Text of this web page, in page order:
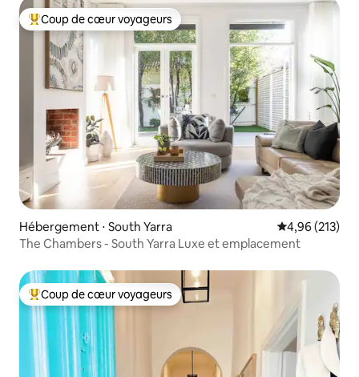
Coups de cœur voyageurs les plus appréciés
Coup de cœur voyageurs
Hébergement ⋅ South Yarra Évaluation
4,96 (213)
The Chambers - South Yarra Luxe et emplacement
Coups de cœur voyageurs les plus appréciés
Coup de cœur voyageurs